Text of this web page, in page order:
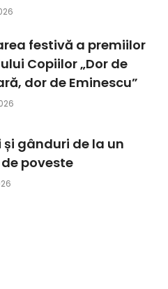
festivă a premiilor
Copiilor „Dor de
dor de Eminescu”
și gânduri de la un
poveste